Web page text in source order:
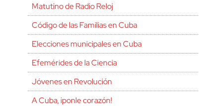
Matutino de Radio Reloj
Código de las Familias en Cuba
Elecciones municipales en Cuba
Efemérides de la Ciencia
Jóvenes en Revolución
A Cuba, ¡ponle corazón!